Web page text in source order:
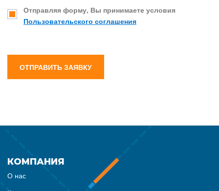
Отправляя форму, Вы принимаете условия
Пользовательского соглашения
ОТПРАВИТЬ ЗАЯВКУ
КОМПАНИЯ
О нас